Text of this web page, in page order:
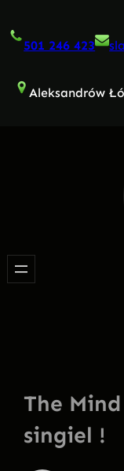
do
501 246 423
Aleksandrów
The
singiel !